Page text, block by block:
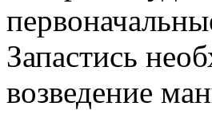
Запастись
возведение